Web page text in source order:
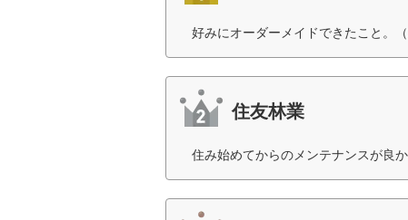
好みにオーダーメイドできたこと。（
住友林業
住み始めてからのメンテナンスが良